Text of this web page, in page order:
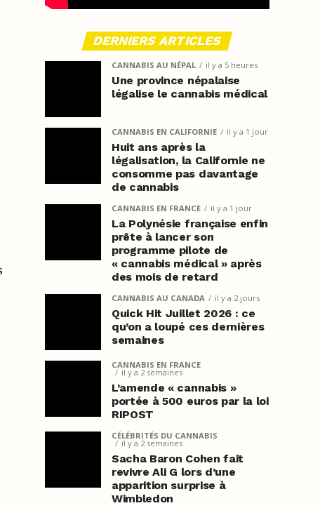
DERNIERS ARTICLES
CANNABIS AU NÉPAL il y a 5 heures
Une province népalaise
légalise le cannabis médical
CANNABIS EN CALIFORNIE il y a 1 jour
Huit ans après la
légalisation, la Californie ne
consomme pas davantage
de cannabis
CANNABIS EN FRANCE il y a 1 jour
La Polynésie française enfin
prête à lancer son
programme pilote de
« cannabis médical » après
des mois de retard
CANNABIS AU CANADA il y a 2 jours
Quick Hit Juillet 2026 : ce
qu’on a loupé ces dernières
semaines
CANNABIS EN FRANCE
il y a 2 semaines
L’amende « cannabis »
portée à 500 euros par la loi
RIPOST
CÉLÉBRITÉS DU CANNABIS
il y a 2 semaines
Sacha Baron Cohen fait
revivre Ali G lors d’une
apparition surprise à
Wimbledon